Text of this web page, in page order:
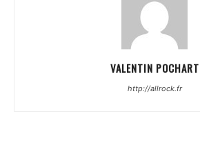
VALENTIN POCHART
http://allrock.fr